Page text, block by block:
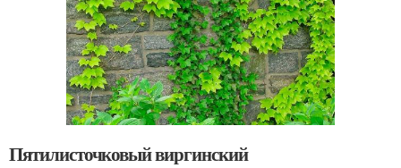
Пятилисточковый виргинский